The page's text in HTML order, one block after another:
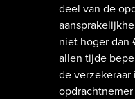
deel van de
niet hoger dan
allen tijde
de